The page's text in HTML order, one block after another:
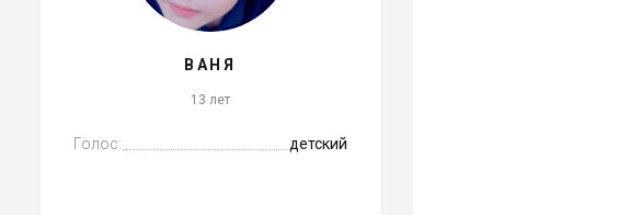
ВАНЯ
13 лет
Голос: детский